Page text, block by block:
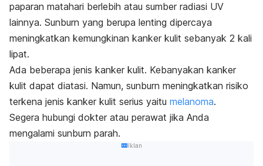
paparan matahari berlebih atau sumber radiasi UV
lainnya. Sunburn yang berupa lenting dipercaya
meningkatkan kemungkinan kanker kulit sebanyak 2 kali
lipat.
Ada beberapa jenis kanker kulit. Kebanyakan kanker
kulit dapat diatasi. Namun, sunburn meningkatkan risiko
terkena jenis kanker kulit serius yaitu melanoma.
Segera hubungi dokter atau perawat jika Anda
mengalami sunburn parah.
Iklan